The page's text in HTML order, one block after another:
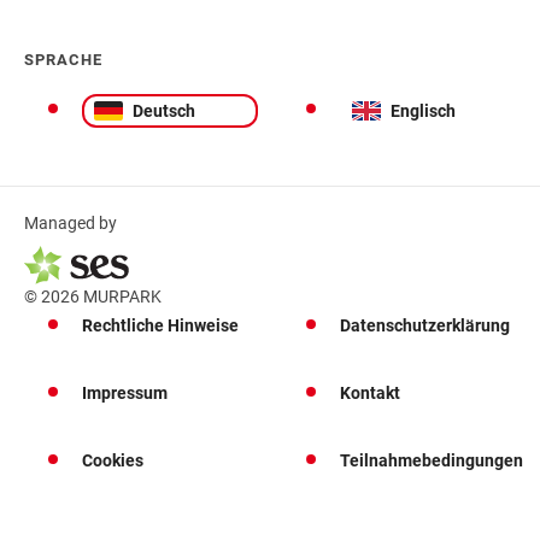
SPRACHE
Deutsch Englisch
Managed by
© 2026 MURPARK
Rechtliche Hinweise
Datenschutzerklärung
Impressum Kontakt
Cookies Teilnahmebedingungen